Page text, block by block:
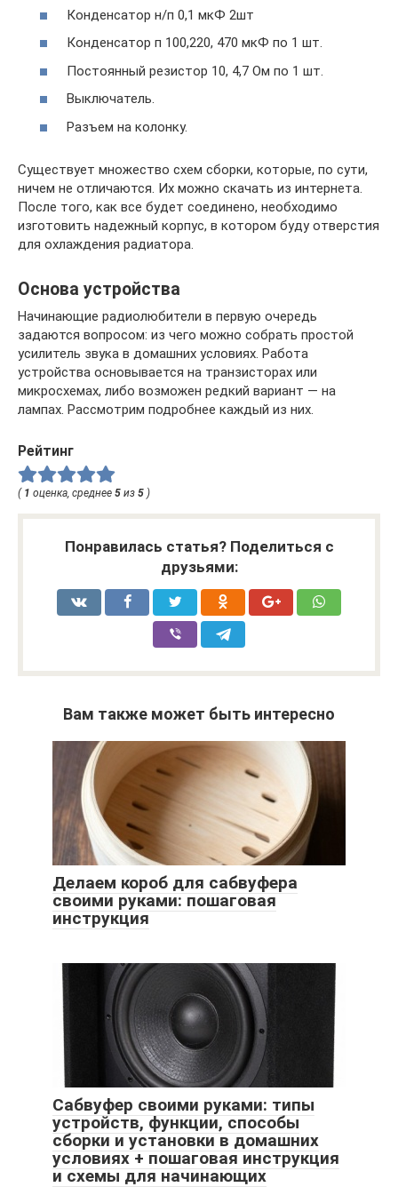
Конденсатор н/п 0,1 мкФ 2шт
Конденсатор п 100,220, 470 мкФ по 1 шт.
Постоянный резистор 10, 4,7 Ом по 1 шт.
Выключатель.
Разъем на колонку.
Существует множество схем сборки, которые, по сути,
ничем не отличаются. Их можно скачать из интернета.
После того, как все будет соединено, необходимо
изготовить надежный корпус, в котором буду отверстия
для охлаждения радиатора.
Основа устройства
Начинающие радиолюбители в первую очередь
задаются вопросом: из чего можно собрать простой
усилитель звука в домашних условиях. Работа
устройства основывается на транзисторах или
микросхемах, либо возможен редкий вариант — на
лампах. Рассмотрим подробнее каждый из них.
Рейтинг
( 1 оценка, среднее 5 из 5 )
Понравилась статья? Поделиться с
друзьями:
Вам также может быть интересно
Делаем короб для сабвуфера
своими руками: пошаговая
инструкция
Сабвуфер своими руками: типы
устройств, функции, способы
сборки и установки в домашних
условиях + пошаговая инструкция
и схемы для начинающих